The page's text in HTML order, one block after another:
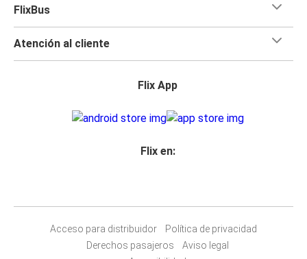
FlixBus
Atención al cliente
Flix App
Flix en:
Acceso para distribuidor
Política de privacidad
Derechos pasajeros
Aviso legal